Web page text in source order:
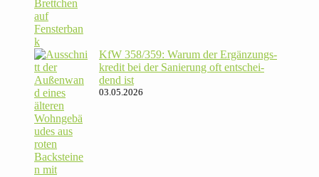
KfW 358/​359: Warum der Ergän­zungs­
kredit bei der Sanie­rung oft ent­schei­
dend ist
03.05.2026